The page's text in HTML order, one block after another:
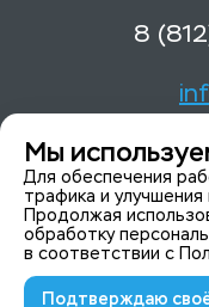
8
Мы
© 2015-2026
Мы
Для обеспечения
трафика и
Продолжая
обработку
в соответствии с
Подтверждаю